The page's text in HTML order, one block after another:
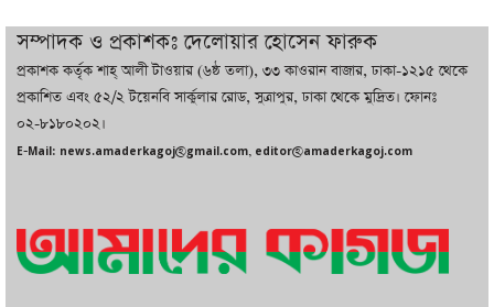
দুবাইয়ে বেনজীরের জামিন বাতিল করতে ল
ফার্ম নিয়োগ করেছে সরকার
করা হবে : পররাষ্ট্র প্রতিমন্ত্রী
সম্পাদক ও প্রকাশকঃ দেলোয়ার হোসেন ফারুক
প্রকাশক কর্তৃক শাহ্ আলী টাওয়ার (৬ষ্ঠ তলা), ৩৩ কাওরান বাজার, ঢাকা-১২১৫ থেকে
প্রকাশিত এবং ৫২/২ টয়েনবি সার্কুলার রোড, সুত্রাপুর, ঢাকা থেকে মুদ্রিত। ফোনঃ
০২-৮১৮০২০২।
E-Mail: news.amaderkagoj@gmail.com, editor@amaderkagoj.com